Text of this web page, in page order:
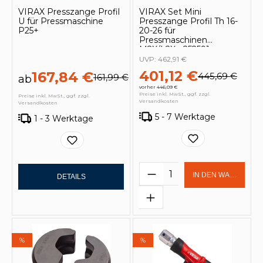
VIRAX Presszange Profil
U für Pressmaschine
P25+
ab167,84 €161,99 €
Preise inkl. MwSt., ggf. zzgl.
Versandkosten
1 - 3 Werktage
DETAILS
VIRAX Set Mini
Presszange Profil Th 16-
20-26 für
Pressmaschinen
M2X/L2X - 252591
401,12 €445,69 €
vorher 446,09 €
UVP: 462,91 €
Preise inkl. MwSt., ggf. zzgl.
Versandkosten
5 - 7 Werktage
Produkt Anzahl:
IN DEN
% %